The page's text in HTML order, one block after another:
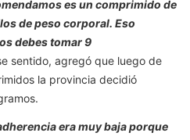
es un comprimido de
de peso corporal. Eso
debes tomar 9
sentido, agregó que luego de
la provincia decidió
era muy baja porque